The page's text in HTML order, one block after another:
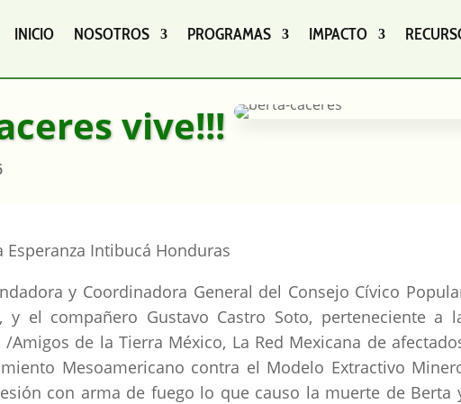
INICIO NOSOTROS PROGRAMAS IMPACTO
vive!!!
Esperanza Intibucá Honduras
y Coordinadora General del Consejo Cívico
y el compañero Gustavo Castro Soto, perteneciente a
Amigos de la Tierra México, La Red Mexicana de
Mesoamericano contra el Modelo Extractivo
con arma de fuego lo que causo la muerte de Berta